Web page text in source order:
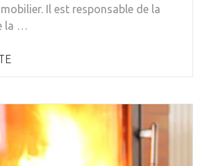
Il est responsable de la
la …